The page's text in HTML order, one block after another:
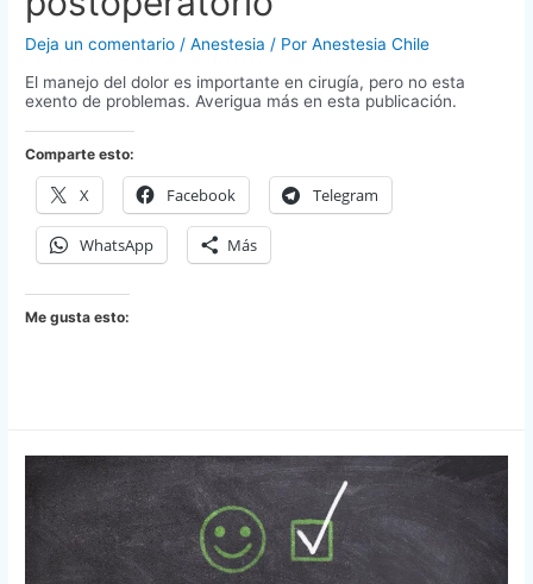
Deja un comentario /Anestesia / PorAnestesia Chile
El manejo del dolor es importante en cirugía, pero no esta
exento de problemas. Averigua más en esta publicación.
Comparte esto:
X Facebook Telegram
WhatsApp Más
Me gusta esto: